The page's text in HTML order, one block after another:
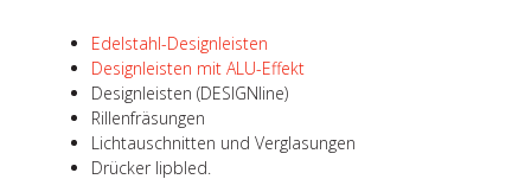
Edelstahl-Designleisten
Designleisten mit ALU-Effekt
Designleisten (DESIGNline)
Rillenfräsungen
Lichtauschnitten und Verglasungen
Drücker lipbled.